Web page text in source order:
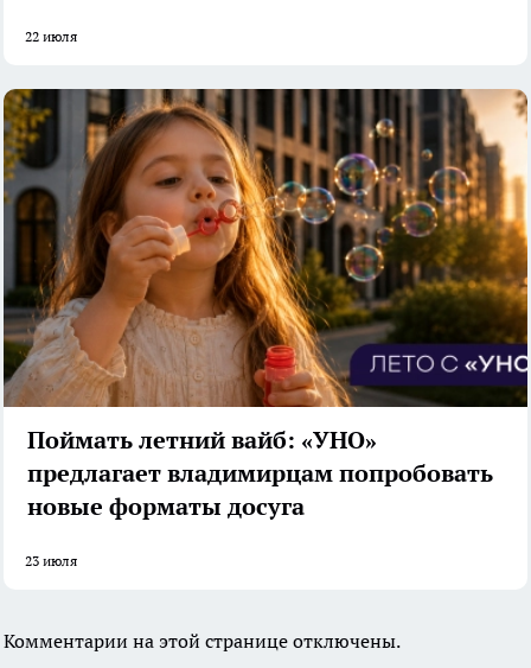
22 июля
Поймать летний вайб: «УНО»
предлагает владимирцам попробовать
новые форматы досуга
23 июля
Комментарии на этой странице отключены.